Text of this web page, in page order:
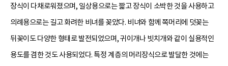
장식이 다채로워졌으며, 일상용으로는 짧고 장식이 소박한 것을 사용하고
의례용으로는 길고 화려한 비녀를 꽂았다. 비녀와 함께 쪽머리에 덧꽂는
뒤꽂이도 다양한 형태로 발전되었으며, 귀이개나 빗치개와 같이 실용적인
용도를 겸한 것도 사용되었다. 특정 계층의 머리장식으로 발달한 것에는